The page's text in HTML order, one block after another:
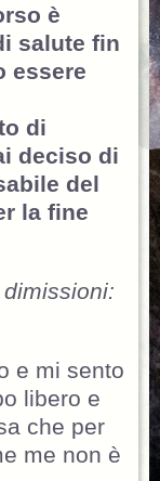
è
salute fin
essere
di
deciso di
del
la fine
e mi sento
libero e
che per
me non è